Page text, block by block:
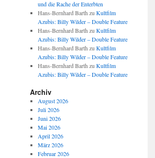
und die Rache der Enterbten
Hans-Bernhard Barth zu Kultfilm
Azubis: Billy Wilder – Double Feature
Hans-Bernhard Barth zu Kultfilm
Azubis: Billy Wilder – Double Feature
Hans-Bernhard Barth zu Kultfilm
Azubis: Billy Wilder – Double Feature
Hans-Bernhard Barth zu Kultfilm
Azubis: Billy Wilder – Double Feature
Archiv
August 2026
Juli 2026
Juni 2026
Mai 2026
April 2026
März 2026
Februar 2026